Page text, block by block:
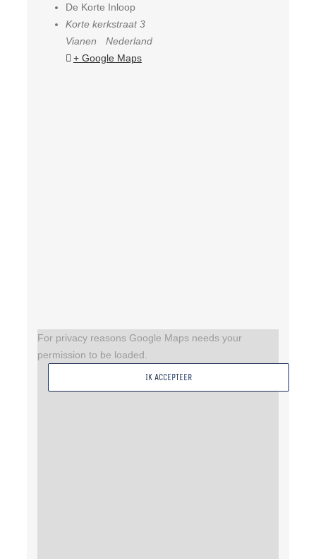
De Korte Inloop
Korte kerkstraat 3
Vianen
Nederland
+ Google Maps
For privacy reasons Google Maps needs your
permission to be loaded.
IK ACCEPTEER